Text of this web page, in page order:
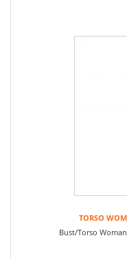
TORSO
Bust/Torso